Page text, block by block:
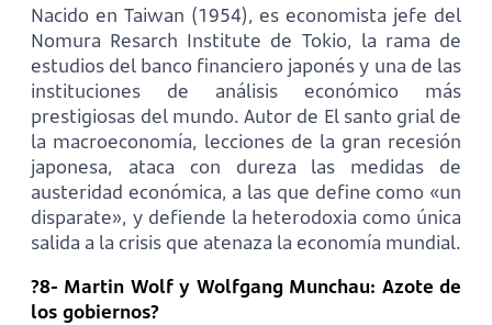
Nacido en Taiwan (1954), es economista jefe del
Nomura Resarch Institute de Tokio, la rama de
estudios del banco financiero japonés y una de las
instituciones de análisis económico más
prestigiosas del mundo. Autor de El santo grial de
la macroeconomía, lecciones de la gran recesión
japonesa, ataca con dureza las medidas de
austeridad económica, a las que define como «un
disparate», y defiende la heterodoxia como única
salida a la crisis que atenaza la economía mundial.
?8- Martin Wolf y Wolfgang Munchau: Azote de
los gobiernos?